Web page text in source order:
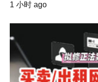
1 小时 ago